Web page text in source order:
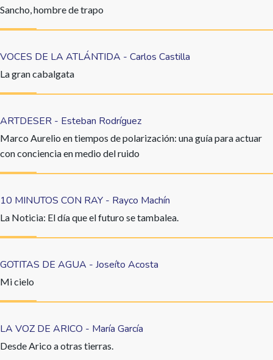
Sancho, hombre de trapo
VOCES DE LA ATLÁNTIDA - Carlos Castilla
La gran cabalgata
ARTDESER - Esteban Rodríguez
Marco Aurelio en tiempos de polarización: una guía para actuar
con conciencia en medio del ruido
10 MINUTOS CON RAY - Rayco Machín
La Noticia: El día que el futuro se tambalea.
GOTITAS DE AGUA - Joseíto Acosta
Mi cielo
LA VOZ DE ARICO - María García
Desde Arico a otras tierras.